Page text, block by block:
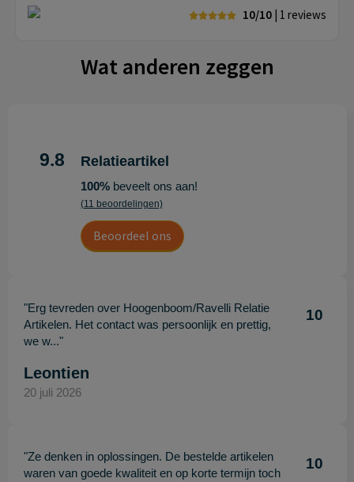
10/10 | 1 reviews
Wat anderen zeggen
9.8 Relatieartikel
100%beveelt ons aan!
(11 beoordelingen)
Beoordeel ons
"Erg tevreden over Hoogenboom/Ravelli Relatie
Artikelen. Het contact was persoonlijk en prettig,
we w..."
10
Leontien
20 juli 2026
"Ze denken in oplossingen. De bestelde artikelen
waren van goede kwaliteit en op korte termijn toch
10